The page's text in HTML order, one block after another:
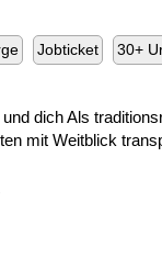
Jobticket
30+
dich Als
mit Weitblick